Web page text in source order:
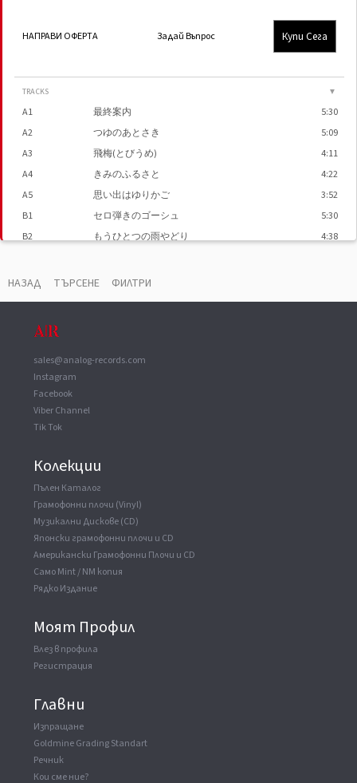
НАПРАВИ ОФЕРТА Задай Въпрос Купи Сега
TRACKS ▼
A1 最終案内
5:30
A2
つゆのあとさき
5:09
A3
飛梅(とびうめ)
4:11
A4
きみのふるさと
4:22
A5
思い出はゆりかご
3:52
B1
セロ弾きのゴーシュ
5:30
B2
もうひとつの雨やどり
4:38
B4
桃花源
B5
晩鐘 4:58
Made By
НАЗАД ТЪРСЕНЕ ФИЛТРИ
sales@analog-records.com
Instagram
Facebook
Viber Channel
Tik Tok
Колекции
Пълен Каталог
Грамофонни плочи (Vinyl)
Музикални Дискове (CD)
Японски грамофонни плочи и CD
Американски Грамофонни Плочи и CD
Само Mint / NM копия
Рядко Издание
Моят Профил
Влез в профила
Регистрация
Главни
Изпращане
Goldmine Grading Standart
Речник
Кои сме ние?